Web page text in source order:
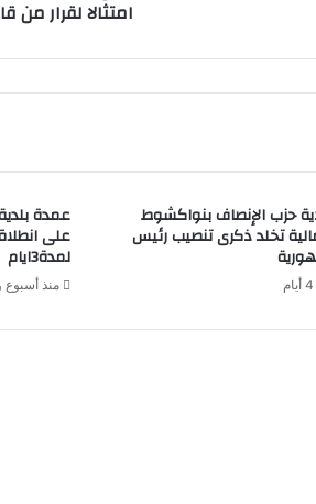
امتثالا لقرار
حزب الإنصاف بنواكشوط
تخلد ذكرى تنصيب رئيس
عمدة
على
لمدة3ايام
منذ أسبوع